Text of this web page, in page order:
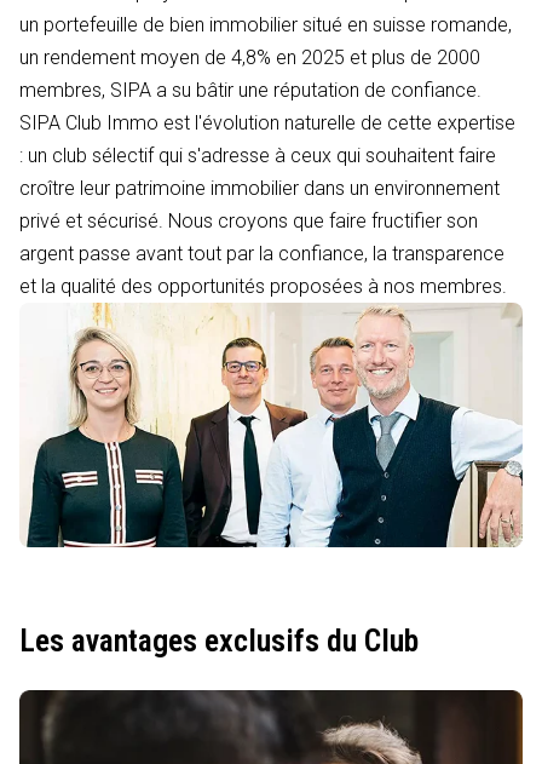
un portefeuille de bien immobilier situé en suisse romande,
un rendement moyen de 4,8% en 2025 et plus de 2000
membres, SIPA a su bâtir une réputation de confiance.
SIPA Club Immo est l'évolution naturelle de cette expertise
: un club sélectif qui s'adresse à ceux qui souhaitent faire
croître leur patrimoine immobilier dans un environnement
privé et sécurisé. Nous croyons que faire fructifier son
argent passe avant tout par la confiance, la transparence
et la qualité des opportunités proposées à nos membres.
Les avantages exclusifs du Club